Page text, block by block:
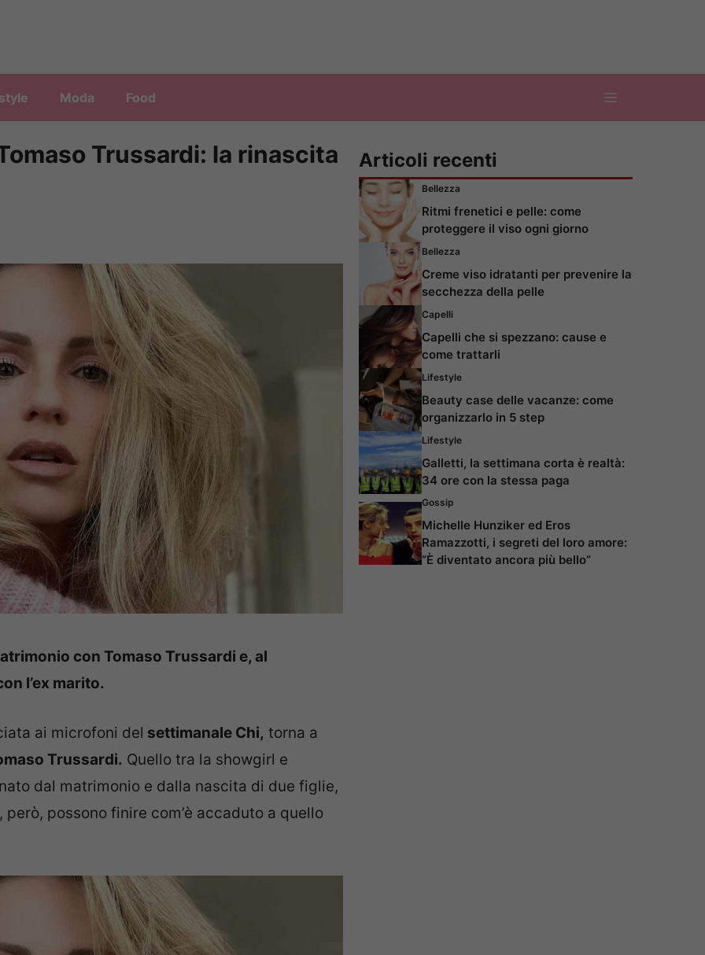
Moda Food
Trussardi: la rinascita
con Tomaso Trussardi e, al
l’ex marito.
ai microfoni del settimanale Chi, torna a
Trussardi. Quello tra la showgirl e
dal matrimonio e dalla nascita di due figlie,
possono finire com’è accaduto a quello
Articoli recenti
Bellezza
Ritmi frenetici e pelle: come
proteggere il viso ogni giorno
Bellezza
Creme viso idratanti per prevenire la
secchezza della pelle
Capelli
Capelli che si spezzano: cause e
come trattarli
Lifestyle
Beauty case delle vacanze: come
organizzarlo in 5 step
Lifestyle
Galletti, la settimana corta è realtà:
34 ore con la stessa paga
Gossip
Michelle Hunziker ed Eros
Ramazzotti, i segreti del loro amore:
“È diventato ancora più bello”